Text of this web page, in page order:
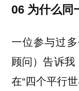
06 为什么同
一位参与过
顾问）告诉
在“四个平行